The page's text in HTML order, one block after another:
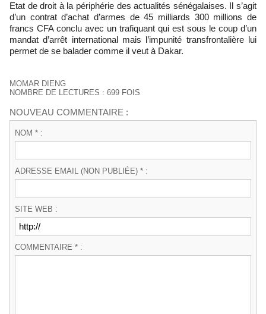
Etat de droit à la périphérie des actualités sénégalaises. Il s’agit
d’un contrat d’achat d’armes de 45 milliards 300 millions de
francs CFA conclu avec un trafiquant qui est sous le coup d’un
mandat d’arrêt international mais l’impunité transfrontalière lui
permet de se balader comme il veut à Dakar.
MOMAR DIENG
NOMBRE DE LECTURES : 699 FOIS
NOUVEAU COMMENTAIRE :
NOM * :
ADRESSE EMAIL (NON PUBLIÉE) * :
SITE WEB :
COMMENTAIRE * :